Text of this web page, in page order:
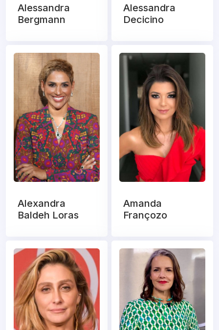
Alessandra
Bergmann
Alessandra
Decicino
Alexandra
Baldeh Loras
Amanda
Françozo